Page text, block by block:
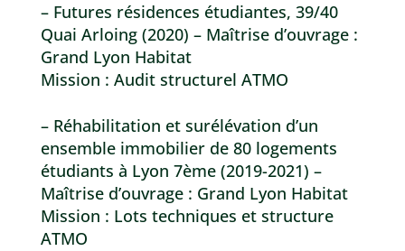
– Futures résidences étudiantes, 39/40
Quai Arloing (2020) – Maîtrise d’ouvrage :
Grand Lyon Habitat
Mission : Audit structurel ATMO
– Réhabilitation et surélévation d’un
ensemble immobilier de 80 logements
étudiants à Lyon 7ème (2019-2021) –
Maîtrise d’ouvrage : Grand Lyon Habitat
Mission : Lots techniques et structure
ATMO